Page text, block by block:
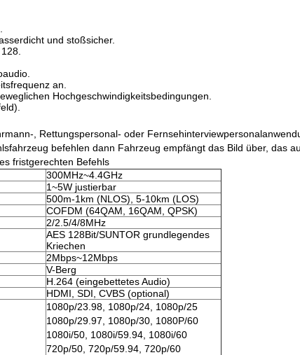
und stoßsicher.
an.
Hochgeschwindigkeitsbedingungen.
, Rettungspersonal- oder
befehlen dann Fahrzeug empfängt das Bild über, das
fristgerechten Befehls
300MHz~4.4GHz
1~5W justierbar
500m-1km (NLOS), 5-10km (LOS)
COFDM (64QAM, 16QAM, QPSK)
2/2.5/4/8MHz
AES 128Bit/SUNTOR grundlegendes
Kriechen
2Mbps~12Mbps
V-Berg
H.264 (eingebettetes Audio)
HDMI, SDI, CVBS (optional)
1080p/23.98, 1080p/24, 1080p/25
1080p/29.97, 1080p/30, 1080P/60
1080i/50, 1080i/59.94, 1080i/60
720p/50, 720p/59.94, 720p/60